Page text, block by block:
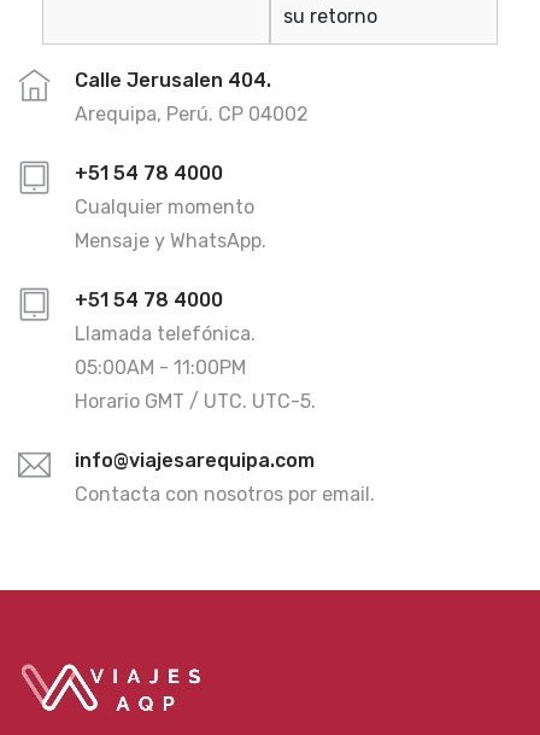
su retorno
Calle Jerusalen 404.
Arequipa, Perú. CP 04002
+51 54 78 4000
Cualquier momento
Mensaje y WhatsApp.
+51 54 78 4000
Llamada telefónica.
05:00AM - 11:00PM
Horario GMT / UTC. UTC-5.
info@viajesarequipa.com
Contacta con nosotros por email.